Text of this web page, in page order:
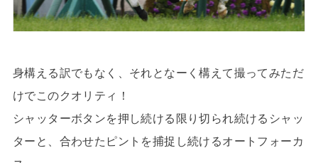
身構える訳でもなく、それとなーく構えて撮ってみただ
けでこのクオリティ！
シャッターボタンを押し続ける限り切られ続けるシャッ
ターと、合わせたピントを捕捉し続けるオートフォーカ